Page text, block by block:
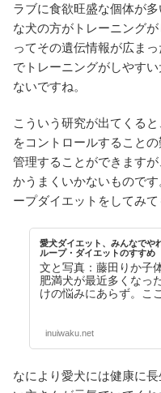
ラブに食欲旺盛な個体が
な犬の方がトレーニング
ってその遺伝情報が広ま
でトレーニングがしやす
ないですね。
こういう研究が出てくる
をコントロールすること
管理することができます
かうまくいかないもので
ープダイエットをしてみ
愛犬ダイエット、みんなでや
ループ・ダイエットのすすめ
文と写真：藤田りか子
肥満犬が最近多くなっ
けの悩みにあらず。こ
inuiwaku.net
なにより愛犬には健康に